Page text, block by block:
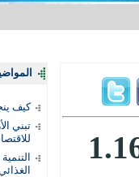
كيف
تبني
الفرنسية تستثمر 1.16